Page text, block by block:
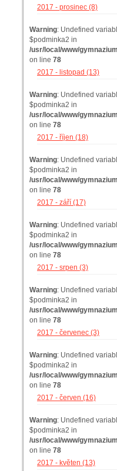
2017 - prosinec (8)
Warning: Undefined
$podminka2 in
/usr/local/www/
on line 78
2017 - listopad (13)
Warning: Undefined
$podminka2 in
/usr/local/www/
on line 78
2017 - říjen (18)
Warning: Undefined
$podminka2 in
/usr/local/www/
on line 78
2017 - září (17)
Warning: Undefined
$podminka2 in
/usr/local/www/
on line 78
2017 - srpen (3)
Warning: Undefined
$podminka2 in
/usr/local/www/
on line 78
2017 - červenec (3)
Warning: Undefined
$podminka2 in
/usr/local/www/
on line 78
2017 - červen (16)
Warning: Undefined
$podminka2 in
/usr/local/www/
on line 78
2017 - květen (13)